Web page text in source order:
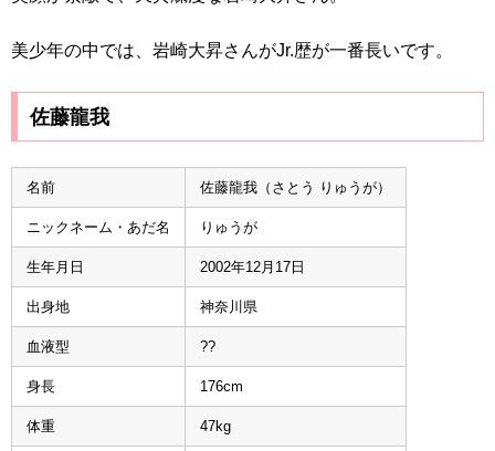
美少年の中では、岩崎大昇さんがJr.歴が一番長いです。
佐藤龍我
名前 佐藤龍我（さとう りゅうが）
ニックネーム・あだ名 りゅうが
生年月日 2002年12月17日
出身地 神奈川県
血液型 ??
身長 176cm
体重 47kg